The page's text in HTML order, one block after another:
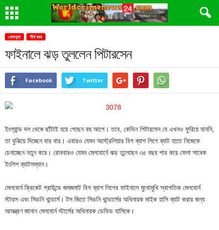
খেলাধূলা শীর্ষ খবর
ফাইনালে ঝড় তুললেন পিটারসেন
Facebook Twitter
ইংল্যান্ড দল থেকে ছাঁটাই হয়ে গেছেন বহু আগে। তবে, কেভিন পিটারসেন যে এখনও ফুরিয়ে যাননি,
তা বুঝিয়ে দিচ্ছেন বার বার। এবারও যেমন অস্ট্রেলিয়ার বিগ ব্যাশ লিগে ব্যাট হাতে নিজেকে
চেনাচ্ছেন নতুন করে। রোববারও যেমন মেলবোর্নে ঝড় তুলেছেন ৩৫ বছর পার করে ফেলা সাবেক
ইংলিশ ব্যাটসম্যান।
মেলবোর্ন ক্রিকেট গ্রাউন্ডে জমজমাট বিগ ব্যাশ লিগের ফাইনালে মুখোমুখি স্বাগতিক মেলবোর্ন
স্টারস এবং সিডনি থান্ডার্স। টস জিতে সিডনি থান্ডার্সের অধিনায়ক মাইক হাসি ব্যাট করার জন্য
আমন্ত্রণ জানান মেলবোর্ন স্টার্সের অধিনায়ক ডেভিড হাসিকে।